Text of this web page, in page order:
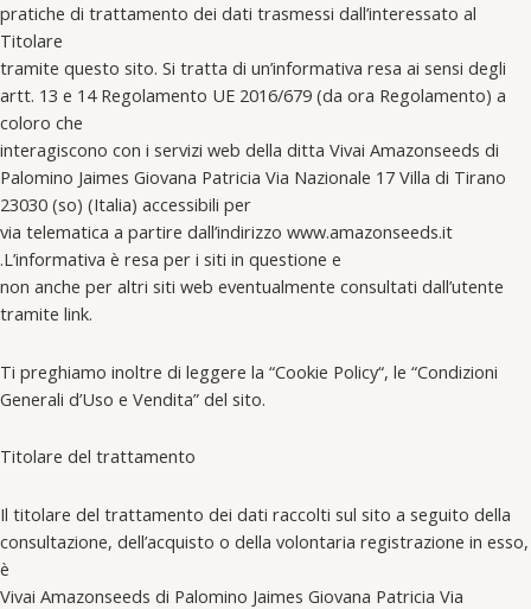
pratiche di trattamento dei dati trasmessi dall’interessato al
Titolare
tramite questo sito. Si tratta di un’informativa resa ai sensi degli
artt. 13 e 14 Regolamento UE 2016/679 (da ora Regolamento) a
coloro che
interagiscono con i servizi web della ditta Vivai Amazonseeds di
Palomino Jaimes Giovana Patricia Via Nazionale 17 Villa di Tirano
23030 (so) (Italia) accessibili per
via telematica a partire dall’indirizzo www.amazonseeds.it
.L’informativa è resa per i siti in questione e
non anche per altri siti web eventualmente consultati dall’utente
tramite link.
Ti preghiamo inoltre di leggere la “Cookie Policy“, le “Condizioni
Generali d’Uso e Vendita” del sito.
Titolare del trattamento
Il titolare del trattamento dei dati raccolti sul sito a seguito della
consultazione, dell’acquisto o della volontaria registrazione in esso,
è
Vivai Amazonseeds di Palomino Jaimes Giovana Patricia Via